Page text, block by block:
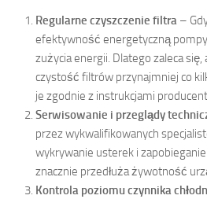
Regularne czyszczenie filtra –
efektywność energetyczną
zużycia energii. Dlatego zaleca
czystość filtrów przynajmniej co
je zgodnie z instrukcjami
Serwisowanie i przeglądy
przez wykwalifikowanych
wykrywanie usterek i
znacznie przedłuża żywotność
Kontrola poziomu czynnika